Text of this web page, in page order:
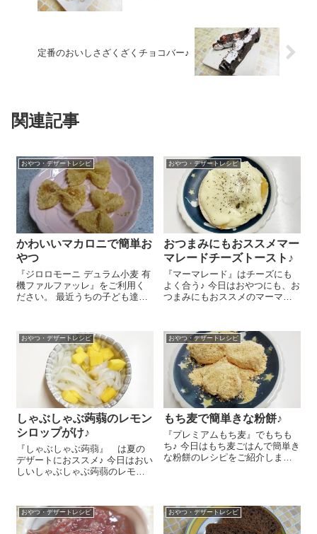
定番のおいしさざくざくチョコバー♪
関連記事
おやつ・デザートレシピ
かわいいマカロニで簡単お
やつ
『ジロロモーニ デュラム小麦 有
機ファルファッレ』をご利用く
ださい。 最近うちの子ども達が
な塩味だけの野菜スープにちょ
こっと入れるだけでものすごい
ご馳走に変わるようで...
おやつ・デザートレシピ
おつまみにもおススメマー
マレードチーズトースト♪
『マーマレード』はチーズにも
よく合う♪ 今日はおやつにも、お
つまみにもおススメのマーマレ
に『マーマレード』 を塗り、
スライスチーズやピザ用チーズ
をのせます。そ...
おやつ・デザートレシピ
しゃぶしゃぶ蒟蒻のレモン
シロップがけ♪
『しゃぶしゃぶ蒟蒻』 は夏の
デザートにおススメ♪ 今日はおい
しいしゃぶしゃぶ蒟蒻のレモン
蒻』 は少量のお酢を入れた酢
水に1分ほど漬けて、さっと洗い
ます。水 15...
おやつ・デザートレシピ
もち麦で簡単きな粉餅♪
『プレミアムもち麦』でもちも
ち♪ 今日はもち麦ごはんで簡単き
な粉餅のレシピをご紹介しま～
サーでよく混ぜます...
おやつ・デザートレシピ おやつ・デザートレシピ